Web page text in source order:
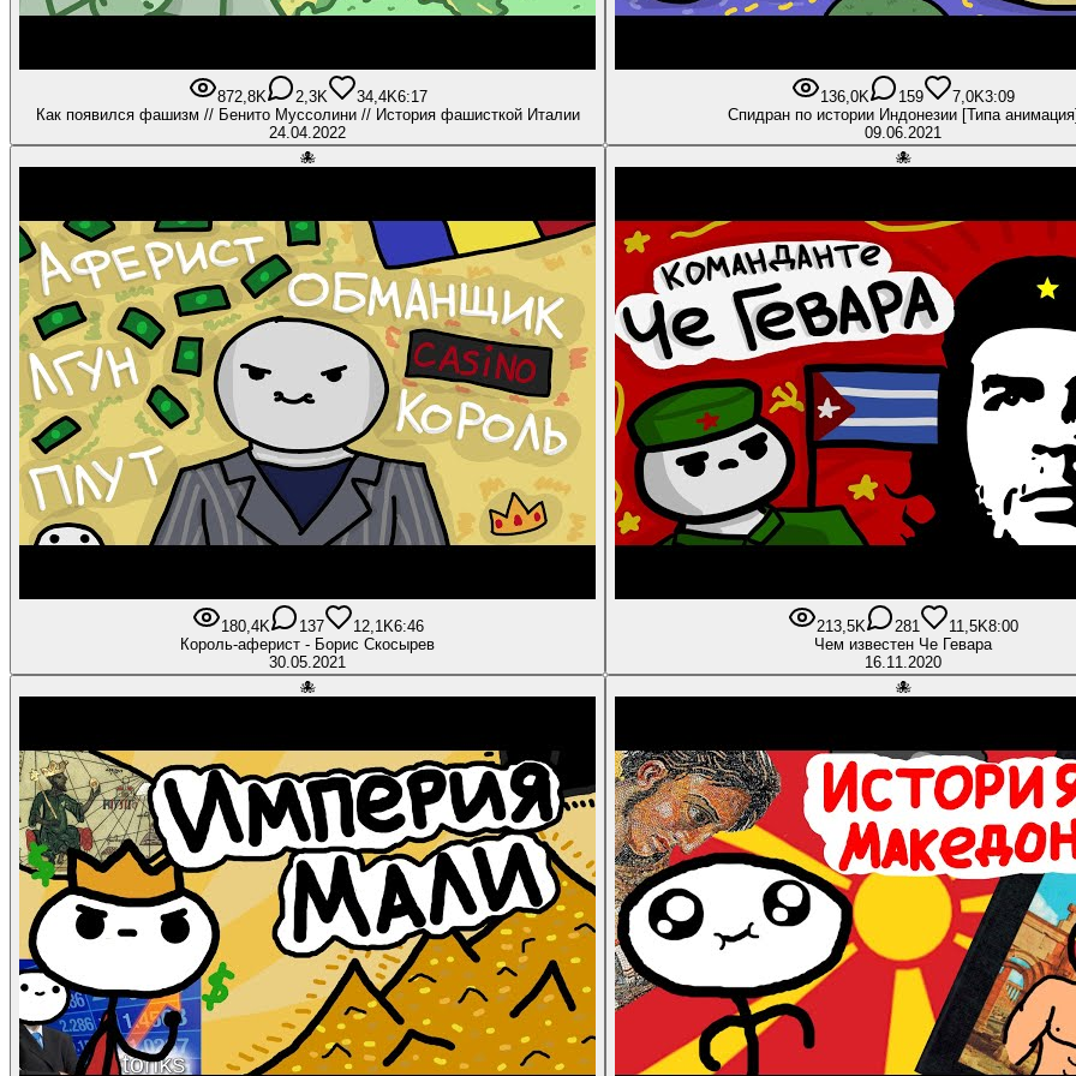
872,8K 2,3K 34,4K6:17
Как появился фашизм // Бенито Муссолини // История фашисткой Италии
24.04.2022
136,0K 159 7,0K3:09
Спидран по истории Индонезии [Типа
09.06.2021
🐙
180,4K 137 12,1K6:46
Король-аферист - Борис Скосырев
30.05.2021
🐙
213,5K 281 11,5K8:00
Чем известен Че Гевара
16.11.2020
🐙
🐙